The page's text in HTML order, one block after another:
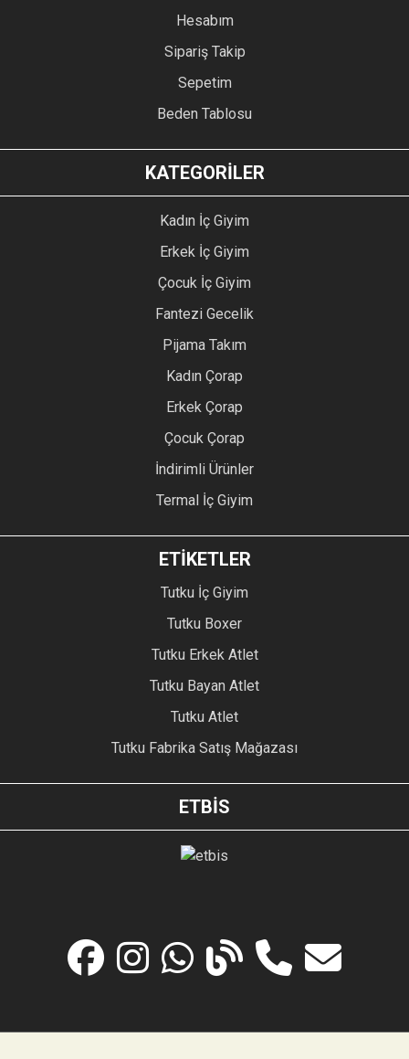
Hesabım
Sipariş Takip
Sepetim
Beden Tablosu
KATEGORİLER
Kadın İç Giyim
Erkek İç Giyim
Çocuk İç Giyim
Fantezi Gecelik
Pijama Takım
Kadın Çorap
Erkek Çorap
Çocuk Çorap
İndirimli Ürünler
Termal İç Giyim
ETİKETLER
Tutku İç Giyim
Tutku Boxer
Tutku Erkek Atlet
Tutku Bayan Atlet
Tutku Atlet
Tutku Fabrika Satış Mağazası
ETBİS